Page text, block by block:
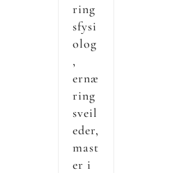
ring
sfysi
olog
,
ernæ
ring
sveil
eder,
mast
er i